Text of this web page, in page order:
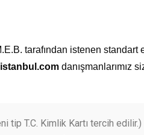
tarafından istenen standart
danışmanlarımız
tip T.C. Kimlik Kartı tercih edilir.)